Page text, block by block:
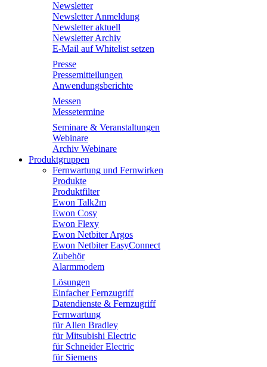
Newsletter
Newsletter Anmeldung
Newsletter aktuell
Newsletter Archiv
E-Mail auf Whitelist setzen
Presse
Pressemitteilungen
Anwendungsberichte
Messen
Messetermine
Seminare & Veranstaltungen
Webinare
Archiv Webinare
Produktgruppen
Fernwartung und Fernwirken
Produkte
Produktfilter
Ewon Talk2m
Ewon Cosy
Ewon Flexy
Ewon Netbiter Argos
Ewon Netbiter EasyConnect
Zubehör
Alarmmodem
Lösungen
Einfacher Fernzugriff
Datendienste & Fernzugriff
Fernwartung
für Allen Bradley
für Mitsubishi Electric
für Schneider Electric
für Siemens